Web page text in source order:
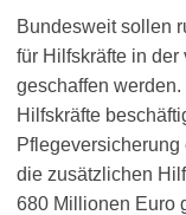
Bundesweit sollen
für Hilfskräfte in
geschaffen
Hilfskräfte
Pflegeversicherung
die zusätzlichen
680 Millionen Euro